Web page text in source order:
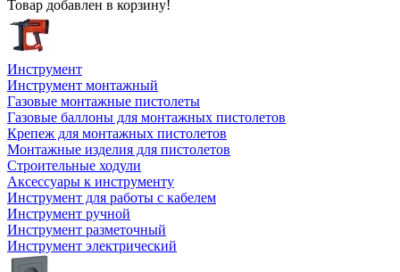
Товар добавлен в корзину!
Инструмент
Инструмент монтажный
Газовые монтажные пистолеты
Газовые баллоны для монтажных пистолетов
Крепеж для монтажных пистолетов
Монтажные изделия для пистолетов
Строительные ходули
Аксессуары к инструменту
Инструмент для работы с кабелем
Инструмент ручной
Инструмент разметочный
Инструмент электрический